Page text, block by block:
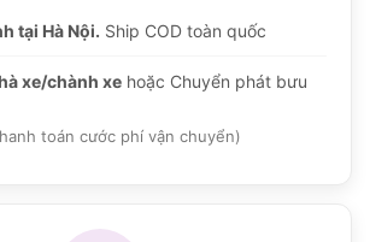
tại Hà Nội. Ship COD toàn quốc
xe/chành xe hoặc Chuyển phát bưu
toán cước phí vận chuyển)